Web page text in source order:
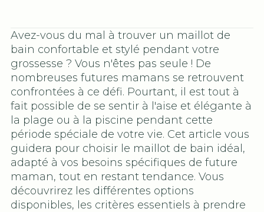
Avez-vous du mal à trouver un maillot de
bain confortable et stylé pendant votre
grossesse ? Vous n'êtes pas seule ! De
nombreuses futures mamans se retrouvent
confrontées à ce défi. Pourtant, il est tout à
fait possible de se sentir à l'aise et élégante à
la plage ou à la piscine pendant cette
période spéciale de votre vie. Cet article vous
guidera pour choisir le maillot de bain idéal,
adapté à vos besoins spécifiques de future
maman, tout en restant tendance. Vous
découvrirez les différentes options
disponibles, les critères essentiels à prendre